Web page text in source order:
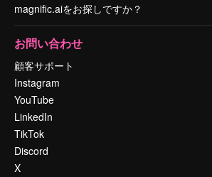
magnific.aiをお探しですか？
お問い合わせ
顧客サポート
Instagram
YouTube
LinkedIn
TikTok
Discord
X